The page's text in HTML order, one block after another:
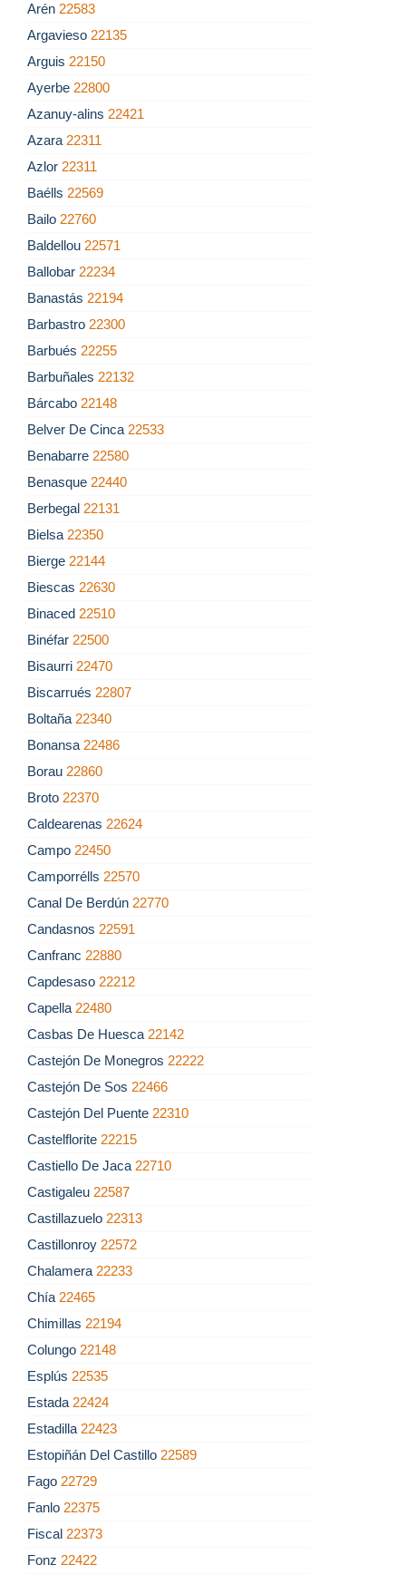
Arén 22583
Argavieso 22135
Arguis 22150
Ayerbe 22800
Azanuy-alins 22421
Azara 22311
Azlor 22311
Baélls 22569
Bailo 22760
Baldellou 22571
Ballobar 22234
Banastás 22194
Barbastro 22300
Barbués 22255
Barbuñales 22132
Bárcabo 22148
Belver De Cinca 22533
Benabarre 22580
Benasque 22440
Berbegal 22131
Bielsa 22350
Bierge 22144
Biescas 22630
Binaced 22510
Binéfar 22500
Bisaurri 22470
Biscarrués 22807
Boltaña 22340
Bonansa 22486
Borau 22860
Broto 22370
Caldearenas 22624
Campo 22450
Camporrélls 22570
Canal De Berdún 22770
Candasnos 22591
Canfranc 22880
Capdesaso 22212
Capella 22480
Casbas De Huesca 22142
Castejón De Monegros 22222
Castejón De Sos 22466
Castejón Del Puente 22310
Castelflorite 22215
Castiello De Jaca 22710
Castigaleu 22587
Castillazuelo 22313
Castillonroy 22572
Chalamera 22233
Chía 22465
Chimillas 22194
Colungo 22148
Esplús 22535
Estada 22424
Estadilla 22423
Estopiñán Del Castillo 22589
Fago 22729
Fanlo 22375
Fiscal 22373
Fonz 22422